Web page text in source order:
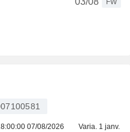
FW
07/08/2026 Varia. 1 janv.